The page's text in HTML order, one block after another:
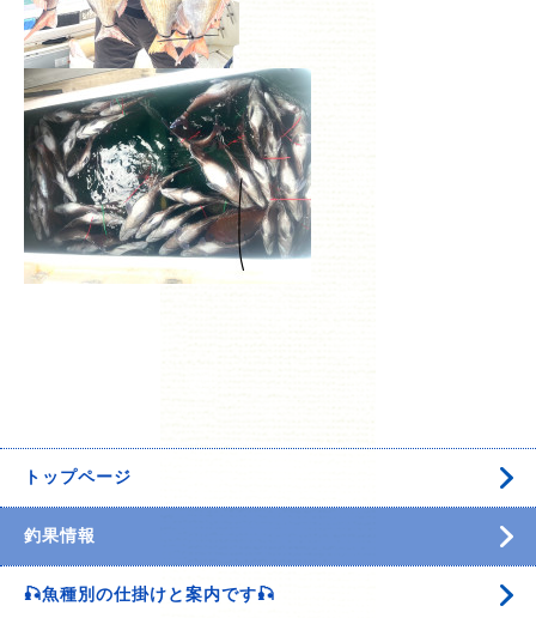
トップページ
釣果情報
🎣魚種別の仕掛けと案内です🎣